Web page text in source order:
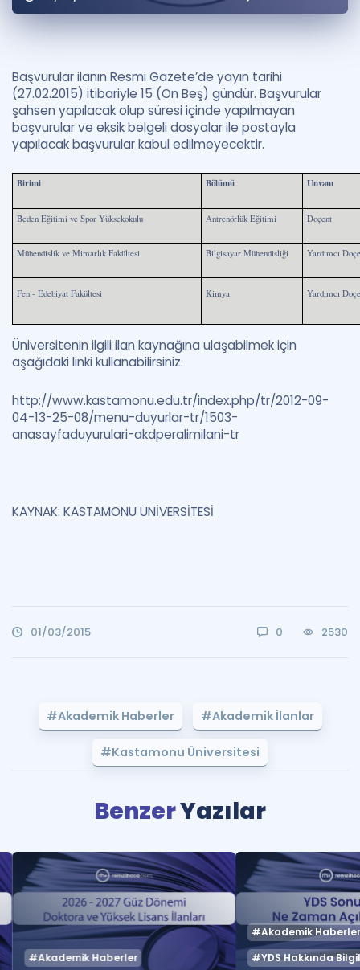
Puan Hesaplama
ÖSYM Sınav Takvimi
Kampanyalar
Başvurular ilanın Resmi Gazete’de yayın tarihi
(27.02.2015) itibariyle 15 (On Beş) gündür. Başvurular
şahsen yapılacak olup süresi içinde yapılmayan
başvurular ve eksik belgeli dosyalar ile postayla
yapılacak başvurular kabul edilmeyecektir.
Birimi Bölümü Unvanı
Beden Eğitimi ve Spor Yüksekokulu Antrenörlük Eğitimi Doçent
Mühendislik ve Mimarlık Fakültesi Bilgisayar Mühendisliği Yardımcı
Fen - Edebiyat Fakültesi Kimya Yardımcı
Üniversitenin ilgili ilan kaynağına ulaşabilmek için
aşağıdaki linki kullanabilirsiniz.
http://www.kastamonu.edu.tr/index.php/tr/2012-09-
04-13-25-08/menu-duyurlar-tr/1503-
anasayfaduyurulari-akdperalimilani-tr
KAYNAK: KASTAMONU ÜNİVERSİTESİ
01/03/2015 0 2530
#Akademik Haberler #Akademik İlanlar
#Kastamonu Üniversitesi
BenzerYazılar
#Akademik Haberler
#Akademik
#YDS Hakkında